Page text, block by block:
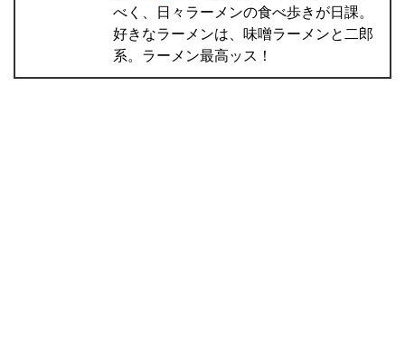
べく、日々ラーメンの食べ歩きが日課。
好きなラーメンは、味噌ラーメンと二郎
系。ラーメン最高ッス！